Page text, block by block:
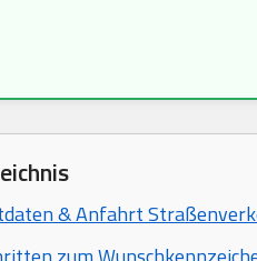
& Anfahrt